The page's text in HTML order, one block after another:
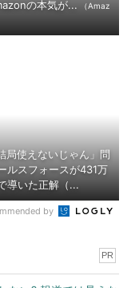
の本気が...
（Amaz
局使えないじゃん」問
スフォースが431万
導いた正解（...
by
PR